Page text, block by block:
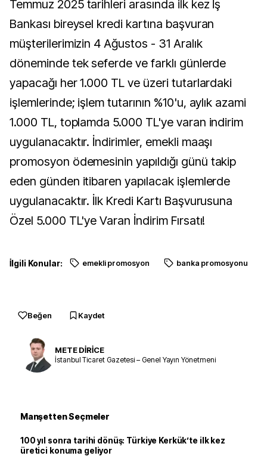
Temmuz 2025 tarihleri arasında ilk kez İş
Bankası bireysel kredi kartına başvuran
müşterilerimizin 4 Ağustos - 31 Aralık
döneminde tek seferde ve farklı günlerde
yapacağı her 1.000 TL ve üzeri tutarlardaki
işlemlerinde; işlem tutarının %10'u, aylık azami
1.000 TL, toplamda 5.000 TL'ye varan indirim
uygulanacaktır. İndirimler, emekli maaşı
promosyon ödemesinin yapıldığı günü takip
eden günden itibaren yapılacak işlemlerde
uygulanacaktır. İlk Kredi Kartı Başvurusuna
Özel 5.000 TL'ye Varan İndirim Fırsatı!
İlgili Konular: emekli promosyon banka promosyonu
Beğen Kaydet
METE DİRİCE
İstanbul Ticaret Gazetesi – Genel Yayın Yönetmeni
Manşetten Seçmeler
100 yıl sonra tarihi dönüş: Türkiye Kerkük’te ilk kez
üretici konuma geliyor